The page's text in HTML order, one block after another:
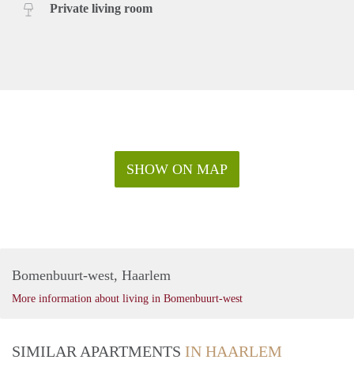
Private living room
SHOW ON MAP
Bomenbuurt-west, Haarlem
More information about living in Bomenbuurt-west
SIMILAR APARTMENTS IN HAARLEM